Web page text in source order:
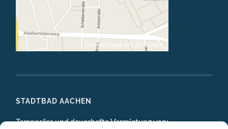
STADTBAD AACHEN
Temporäre und dauerhafte Vermietung von: